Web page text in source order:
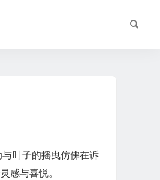
叶子的摇曳仿佛在诉
感与喜悦。